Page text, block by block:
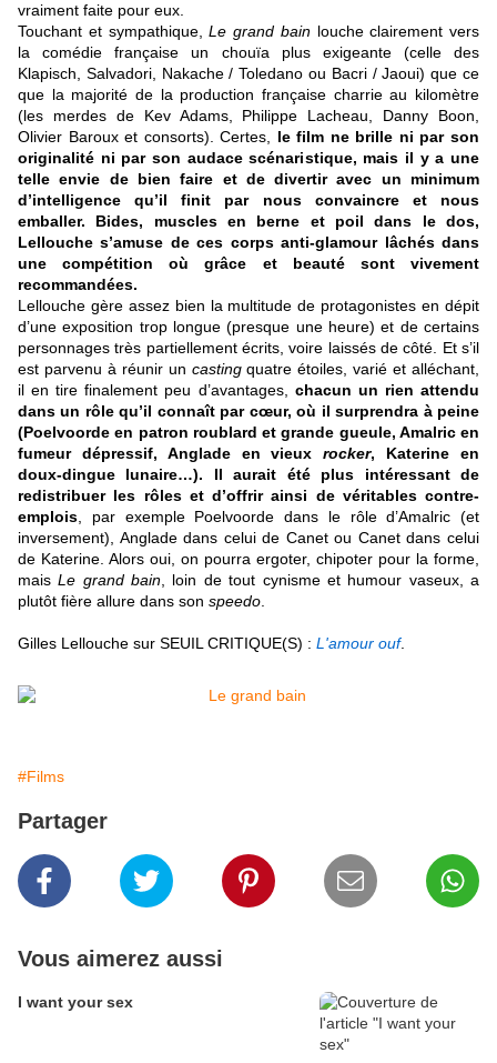
vraiment faite pour eux.
Touchant et sympathique,Le grand bainlouche clairement vers
la comédie française un chouïa plus exigeante (celle des
Klapisch, Salvadori, Nakache / Toledano ou Bacri / Jaoui) que ce
que la majorité de la production française charrie au kilomètre
(les merdes de Kev Adams, Philippe Lacheau, Danny Boon,
Olivier Baroux et consorts). Certes, le film ne brille ni par son
originalité ni par son audace scénaristique, mais il y a une
telle envie de bien faire et de divertir avec un minimum
d’intelligence qu’il finit par nous convaincre et nous
emballer. Bides, muscles en berne et poil dans le dos,
Lellouche s’amuse de ces corps anti-glamour lâchés dans
une compétition où grâce et beauté sont vivement
recommandées.
Lellouche gère assez bien la multitude de protagonistes en dépit
d’une exposition trop longue (presque une heure) et de certains
personnages très partiellement écrits, voire laissés de côté. Et s’il
est parvenu à réunir un castingquatre étoiles, varié et alléchant,
il en tire finalement peu d’avantages, chacun un rien attendu
dans un rôle qu’il connaît par cœur, où il surprendra à peine
(Poelvoorde en patron roublard et grande gueule, Amalric en
fumeur dépressif, Anglade en vieuxrocker, Katerine en
doux-dingue lunaire…).
Il aurait été plus intéressant de
redistribuer les rôles et d’offrir ainsi de véritables contre-
emplois , par exemple Poelvoorde dans le rôle d’Amalric (et
inversement), Anglade dans celui de Canet ou Canet dans celui
de Katerine. Alors oui, on pourra ergoter, chipoter pour la forme,
maisLe grand bain , loin de tout cynisme et humour vaseux, a
plutôt fière allure dans son speedo
Gilles Lellouche sur SEUIL CRITIQUE(S) : L'amour ouf.
#Films
Partager
Vous aimerez aussi
I want your sex